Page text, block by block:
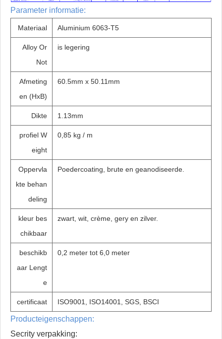
Parameter informatie:
Materiaal Aluminium 6063-T5
Alloy Or
Not
is legering
Afmeting
en (HxB)
60.5mm x 50.11mm
Dikte 1.13mm
profiel W
eight
0,85 kg / m
Oppervla
kte behan
deling
Poedercoating, brute en geanodiseerde.
kleur bes
chikbaar
zwart, wit, crème, gery en zilver.
beschikb
aar Lengt
e
0,2 meter tot 6,0 meter
certificaat ISO9001, ISO14001, SGS, BSCI
Producteigenschappen:
Secrity verpakking: